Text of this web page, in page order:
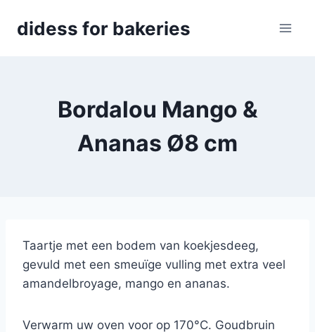
didess for bakeries
Bordalou Mango &
Ananas Ø8 cm
Taartje met een bodem van koekjesdeeg,
gevuld met een smeuïge vulling met extra veel
amandelbroyage, mango en ananas.
Verwarm uw oven voor op 170°C. Goudbruin